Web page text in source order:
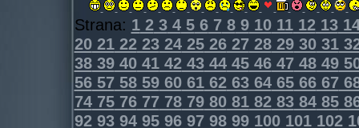
Strana: 12345678910111213
202122232425262728293031
383940414243444546474849
565758596061626364656667
747576777879808182838485
9293949596979899100101102